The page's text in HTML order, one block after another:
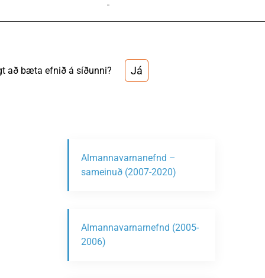
að bæta efnið á síðunni? Já
Almannavarnanefnd –
sameinuð (2007-2020)
Almannavarnarnefnd (2005-
2006)